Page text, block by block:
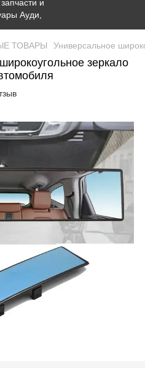
ТОВАРЫ Универсальное
зеркало